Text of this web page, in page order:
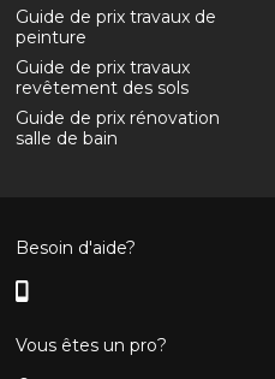
Guide de prix travaux de
peinture
Guide de prix travaux
revêtement des sols
Guide de prix rénovation
salle de bain
Besoin d'aide?
Vous êtes un pro?